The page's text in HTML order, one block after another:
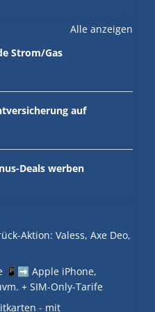
Alle anzeigen
Strom/Gas
auf
Deals werben
Aktion: Valess, Axe Deo,
📱➡️ Apple iPhone,
+ SIM-Only-Tarife
- mit